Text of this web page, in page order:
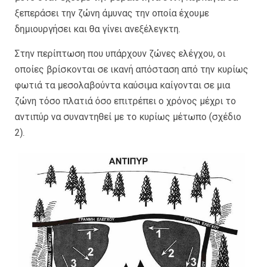
ξεπεράσει την ζώνη άμυνας την οποία έχουμε
δημιουργήσει και θα γίνει ανεξέλεγκτη.
Στην περίπτωση που υπάρχουν ζώνες ελέγχου, οι
οποίες βρίσκονται σε ικανή απόσταση από την κυρίως
φωτιά τα μεσολαβούντα καύσιμα καίγονται σε μια
ζώνη τόσο πλατιά όσο επιτρέπει ο χρόνος μέχρι το
αντιπύρ να συναντηθεί με το κυρίως μέτωπο (σχέδιο
2).